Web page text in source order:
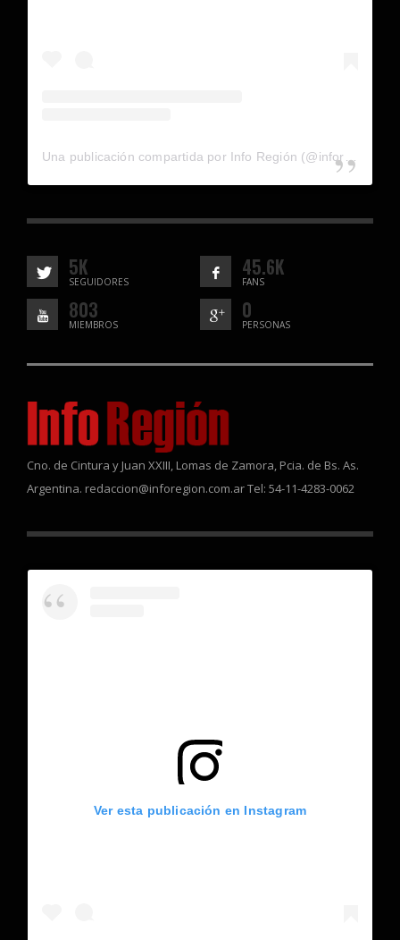
Una publicación compartida por Info Región (@inforegion_redes)
5K
SEGUIDORES
45.6K
FANS
803
MIEMBROS
0
PERSONAS
Cno. de Cintura y Juan XXIII, Lomas de Zamora, Pcia. de Bs. As.
Argentina. redaccion@inforegion.com.ar Tel: 54-11-4283-0062
Ver esta publicación en Instagram